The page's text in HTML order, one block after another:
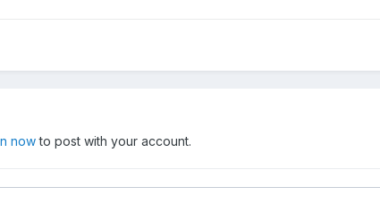
nowto post with your account.